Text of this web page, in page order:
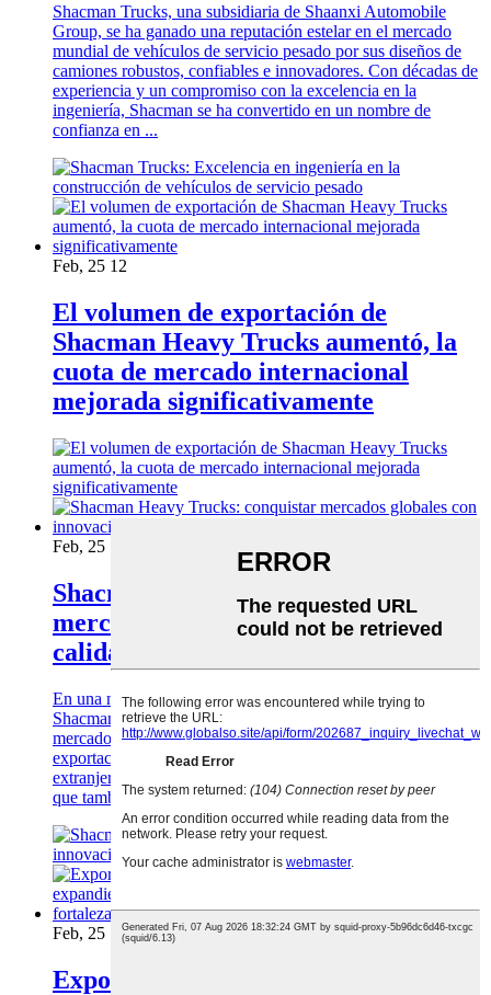
Shacman Trucks, una subsidiaria de Shaanxi Automobile
Group, se ha ganado una reputación estelar en el mercado
mundial de vehículos de servicio pesado por sus diseños de
camiones robustos, confiables e innovadores. Con décadas de
experiencia y un compromiso con la excelencia en la
ingeniería, Shacman se ha convertido en un nombre de
confianza en ...
Feb, 25 12
El volumen de exportación de
Shacman Heavy Trucks aumentó, la
cuota de mercado internacional
mejorada significativamente
Feb, 25 11
Shacman Heavy Trucks: conquistar
mercados globales con innovación y
calidad
En una notable exhibición de destreza de fabricación china,
Shacman Heavy Trucks ha estado haciendo olas en el
mercado internacional con su sólido rendimiento de
exportación. La expansión continua de la compañía en el
extranjero no solo subraya la excelencia de su producto, sino
que también indica el Growin de China ...
Feb, 25 10
Exportaciones de camiones pesados ​​